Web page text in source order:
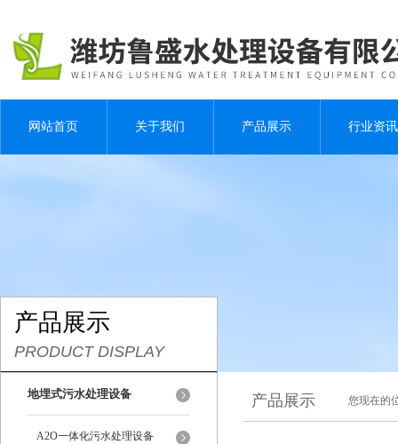
网站首页 关于我们 产品展示 行业资讯
产品展示
PRODUCT DISPLAY
地埋式污水处理设备
A2O一体化污水处理设备
产品展示 您现在的